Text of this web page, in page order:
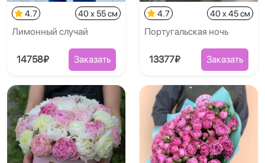
4.7 40 x 55 см
Лимонный случай
14758₽ Заказать
4.7 40 x 45 см
Португальская ночь
13377₽ Заказать